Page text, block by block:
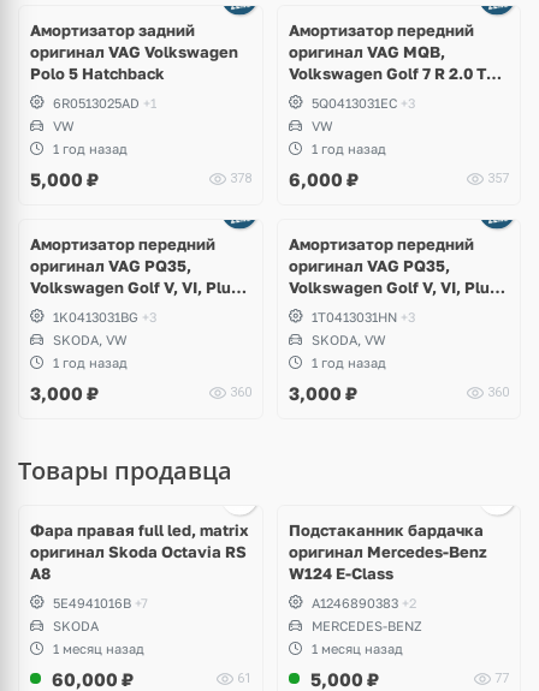
Амортизатор задний
оригинал VAG Volkswagen
Polo 5 Hatchback
6R0513025AD +1
VW
1 год назад
5,000 ₽ 378
Амортизатор передний
оригинал VAG MQB,
Volkswagen Golf 7 R 2.0 TSI
4Motion
5Q0413031EC +3
VW
1 год назад
6,000 ₽ 357
Амортизатор передний
оригинал VAG PQ35,
Volkswagen Golf V, VI, Plus,
Skoda Octavia A5, Yeti
1K0413031BG +3
SKODA, VW
1 год назад
3,000 ₽ 360
Амортизатор передний
оригинал VAG PQ35,
Volkswagen Golf V, VI, Plus,
Jetta, Scirocco, Skoda
Octavia A5
1T0413031HN +3
SKODA, VW
1 год назад
3,000 ₽ 360
Товары продавца
Фара правая full led, matrix
оригинал Skoda Octavia RS
A8
5E4941016B +7
SKODA
1 месяц назад
60,000 ₽ 61
Подстаканник бардачка
оригинал Mercedes-Benz
W124 E-Class
A1246890383 +2
MERCEDES-BENZ
1 месяц назад
5,000 ₽ 77